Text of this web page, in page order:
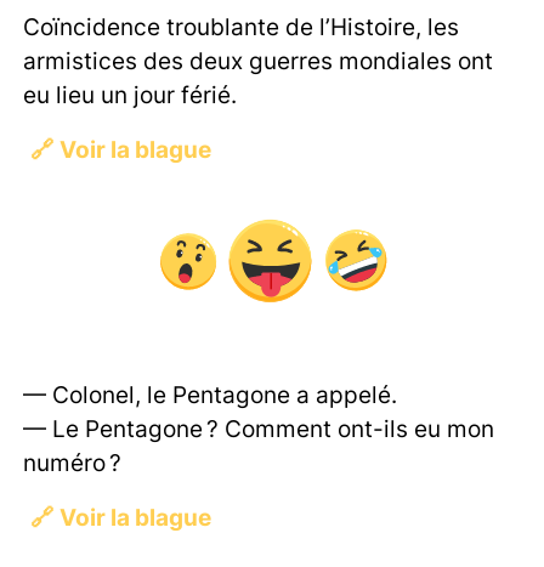
Coïncidence troublante de l’Histoire, les
armistices des deux guerres mondiales ont
eu lieu un jour férié.
🔗 Voir la blague
— Colonel, le Pentagone a appelé.
— Le Pentagone ? Comment ont-ils eu mon
numéro ?
🔗 Voir la blague